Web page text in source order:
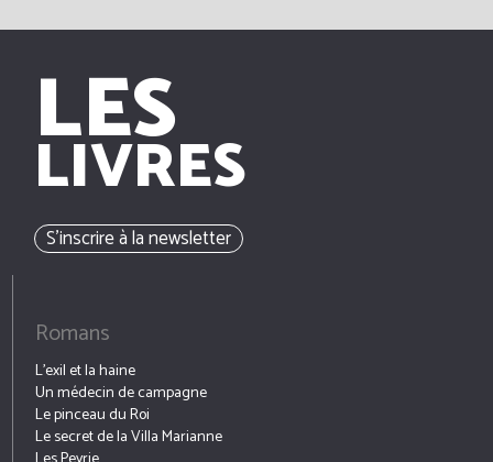
LES
LIVRES
S’inscrire à la newsletter
Romans
L’exil et la haine
Un médecin de campagne
Le pinceau du Roi
Le secret de la Villa Marianne